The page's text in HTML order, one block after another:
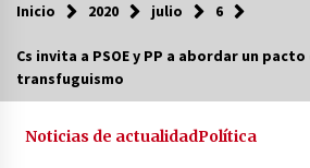
Post más buscados
11 de diciembre de
Inicio 2020 julio 6
Cs invita a PSOE y PP a abordar un
transfuguismo
Noticias de actualidadPolítica